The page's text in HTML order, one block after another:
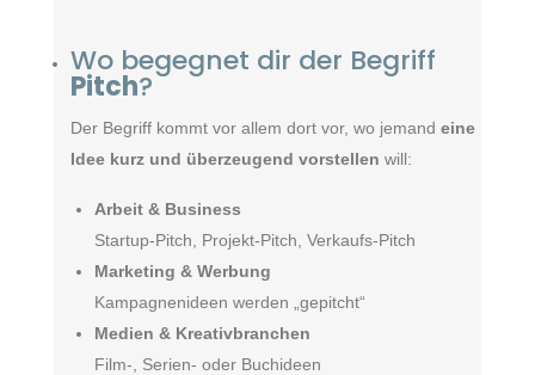
Wo begegnet dir der Begriff
Pitch?
Der Begriff kommt vor allem dort vor, wo jemand eine
Idee kurz und überzeugend vorstellen will:
Arbeit & Business
Startup-Pitch, Projekt-Pitch, Verkaufs-Pitch
Marketing & Werbung
Kampagnenideen werden „gepitcht“
Medien & Kreativbranchen
Film-, Serien- oder Buchideen